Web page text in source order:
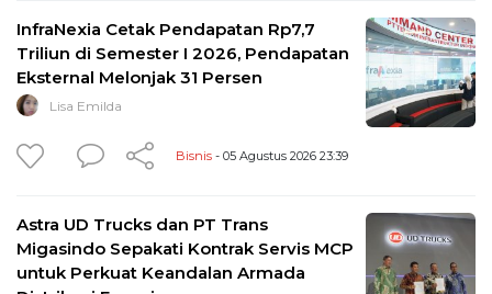
InfraNexia Cetak Pendapatan Rp7,7
Triliun di Semester I 2026, Pendapatan
Eksternal Melonjak 31 Persen
Lisa Emilda
Bisnis - 05 Agustus 2026 23:39
Astra UD Trucks dan PT Trans
Migasindo Sepakati Kontrak Servis MCP
untuk Perkuat Keandalan Armada